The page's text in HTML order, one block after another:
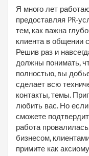
Я много лет
предоставляя PR-
тем, как важна
клиента в общении
Решив раз и
должны понимать,
полностью, вы
сделает всю
контакты, темы.
любить вас. Но
сможете
работа
бизнесом,
примите как